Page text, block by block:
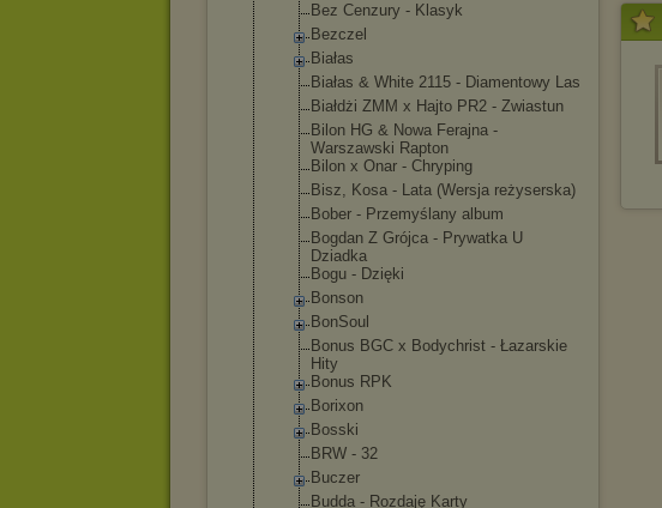
Bez Cenzury - Klasyk
Bezczel
Białas
Białas & White 2115 - Diamentowy Las
Białdżi ZMM x Hajto PR2 - Zwiastun
Bilon HG & Nowa Ferajna -
Warszawski Rapton
Bilon x Onar - Chryping
Bisz, Kosa - Lata (Wersja reżyserska)
Bober - Przemyślany album
Bogdan Z Grójca - Prywatka U
Dziadka
Bogu - Dzięki
Bonson
BonSoul
Bonus BGC x Bodychrist - Łazarskie
Hity
Bonus RPK
Borixon
Bosski
BRW - 32
Buczer
Budda - Rozdaję Karty